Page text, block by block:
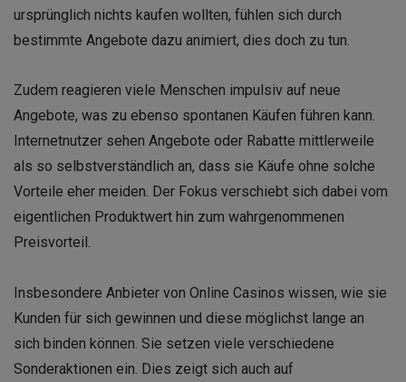
ursprünglich nichts kaufen wollten, fühlen sich durch
bestimmte Angebote dazu animiert, dies doch zu tun.
Zudem reagieren viele Menschen impulsiv auf neue
Angebote, was zu ebenso spontanen Käufen führen kann.
Internetnutzer sehen Angebote oder Rabatte mittlerweile
als so selbstverständlich an, dass sie Käufe ohne solche
Vorteile eher meiden. Der Fokus verschiebt sich dabei vom
eigentlichen Produktwert hin zum wahrgenommenen
Preisvorteil.
Insbesondere Anbieter von Online Casinos wissen, wie sie
Kunden für sich gewinnen und diese möglichst lange an
sich binden können. Sie setzen viele verschiedene
Sonderaktionen ein. Dies zeigt sich auch auf